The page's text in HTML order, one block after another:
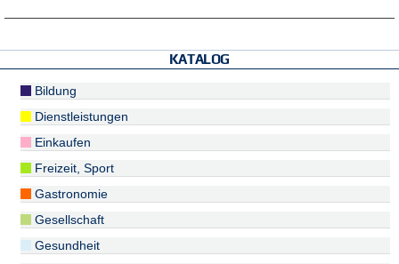
KATALOG
Bildung
Dienstleistungen
Einkaufen
Freizeit, Sport
Gastronomie
Gesellschaft
Gesundheit